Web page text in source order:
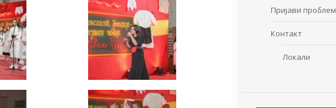
Пријави проблем
Контакт
Локали